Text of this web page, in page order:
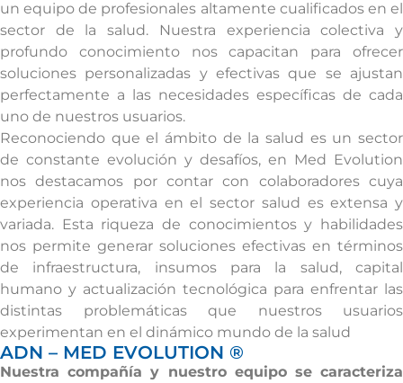
un equipo de profesionales altamente cualificados en el
sector de la salud. Nuestra experiencia colectiva y
profundo conocimiento nos capacitan para ofrecer
soluciones personalizadas y efectivas que se ajustan
perfectamente a las necesidades específicas de cada
uno de nuestros usuarios.
Reconociendo que el ámbito de la salud es un sector
de constante evolución y desafíos, en Med Evolution
nos destacamos por contar con colaboradores cuya
experiencia operativa en el sector salud es extensa y
variada. Esta riqueza de conocimientos y habilidades
nos permite generar soluciones efectivas en términos
de infraestructura, insumos para la salud, capital
humano y actualización tecnológica para enfrentar las
distintas problemáticas que nuestros usuarios
experimentan en el dinámico mundo de la salud
ADN – MED EVOLUTION ®
Nuestra compañía y nuestro equipo se caracteriza